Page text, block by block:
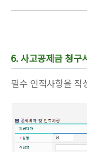
6. 사고공제금 청구
필수 인적사항을 작